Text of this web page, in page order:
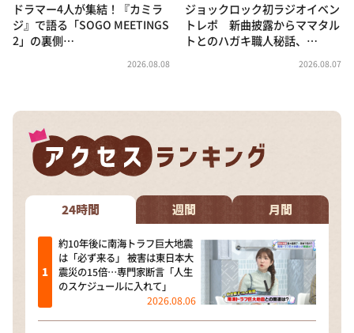
ドラマー4人が集結！『カミラ
ジ』で語る「SOGO MEETINGS
2」の裏側…
2026.08.08
ジョックロック初ラジオイベン
トレポ 新曲披露からママタル
トとのハガキ職人秘話、…
2026.08.07
24時間 週間 月間
約10年後に南海トラフ巨大地震
は「必ず来る」 被害は東日本大
震災の15倍…専門家断言「人生
のスケジュールに入れて」
2026.08.06